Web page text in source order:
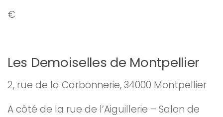
€
Les Demoiselles de Montpellier
2, rue de la Carbonnerie, 34000 Montpellier
A côté de la rue de l’Aiguillerie – Salon de